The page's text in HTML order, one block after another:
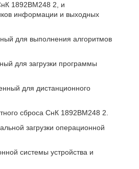
1892ВМ248 2, и
информации и выходных
для выполнения алгоритмов
для загрузки программы
для дистанционного
сброса СнК 1892ВМ248 2.
загрузки операционной
системы устройства и